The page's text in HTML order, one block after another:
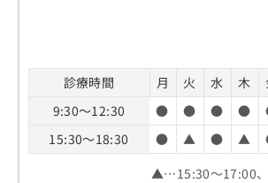
診療時間 月 火 水 木
9:30～12:30
● ● ● ●
15:30～18:30
● ▲ ● ▲
▲…15:30～17:00